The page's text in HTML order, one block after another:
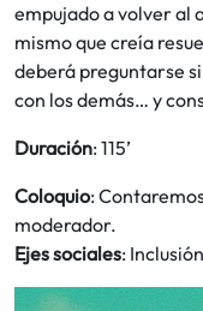
empujado a volver al
mismo que creía
deberá preguntarse
con los demás… y
Duración: 115’
Coloquio:
moderador.
Ejes sociales: